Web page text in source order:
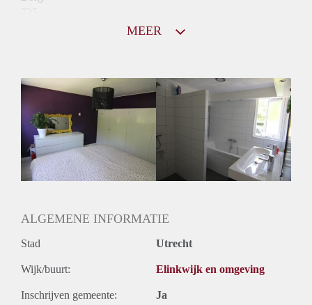
Inkomen eis
2,5 X Maandhuur Bruto
Huurtermijn
Onbepaalde termijn
Oplevering
Gestoffeerd
MEER
ALGEMENE INFORMATIE
Stad Utrecht
Wijk/buurt: Elinkwijk en omgeving
Inschrijven gemeente: Ja